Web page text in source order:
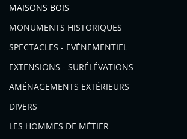
MAISONS BOIS
MONUMENTS HISTORIQUES
SPECTACLES - EVÈNEMENTIEL
EXTENSIONS - SURÉLÉVATIONS
AMÉNAGEMENTS EXTÉRIEURS
DIVERS
LES HOMMES DE MÉTIER